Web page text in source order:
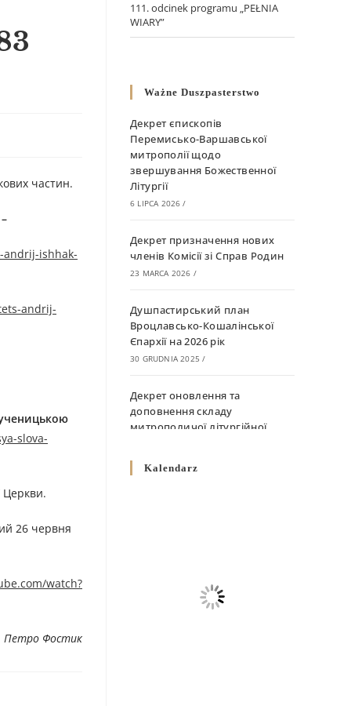
частин.
andrij-ishhak-
andrij-
slova-
Церкви.
26 червня
watch?
Петро Фостик
111. odcinek programu „PEŁNIA
WIARY”
Ważne Duszpasterstwo
Декрет єпископів
Перемисько-Варшавської
митрополії щодо
звершування Божественної
Літургії
6 LIPCA 2026 /
Декрет призначення нових
членів Комісії зі Справ Родин
23 MARCA 2026 /
Душпастирський план
Вроцлавсько-Кошалінської
Єпархії на 2026 рік
30 GRUDNIA 2025 /
Декрет оновлення та
доповнення складу
митрополичої літургійної
10 GRUDNIA 2025
Декрет про відзначення
Великодня і всіх рухомих
Kalendarz